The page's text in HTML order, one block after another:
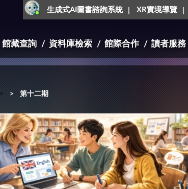
生成式AI圖書諮詢系統 XR實境導覽
館藏查詢 資料庫檢索 館際合作 讀者服務
> 第十二期